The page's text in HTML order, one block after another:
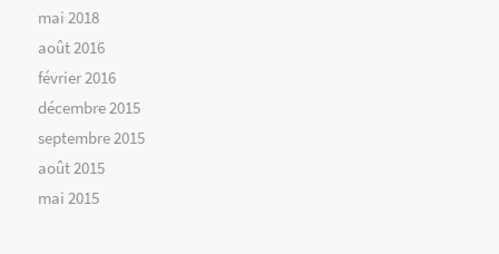
mai 2018
août 2016
février 2016
décembre 2015
septembre 2015
août 2015
mai 2015